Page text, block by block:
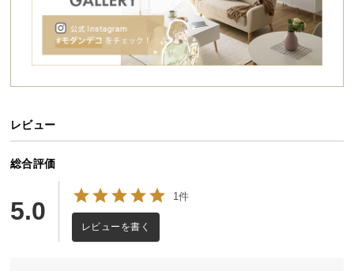
つ
い
大
型
の
レビュー
総合評価
5.0
1件
レビューを書く